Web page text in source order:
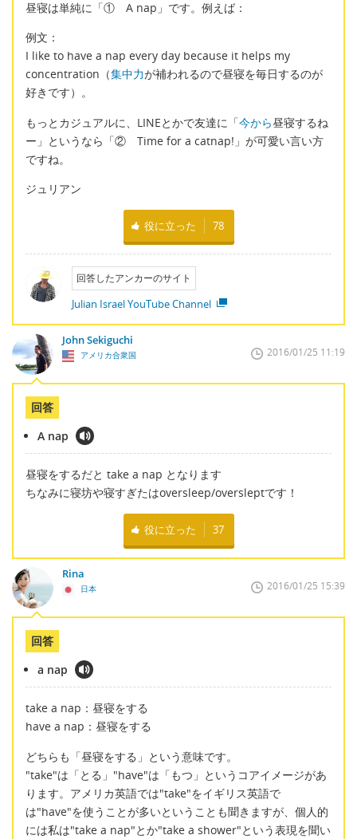
昼寝は単純に「① A nap」です。例えば：
例文：
I like to have a nap every day because it helps my
concentration（集中力が補われるので昼寝を毎日するのが
好きです）。
もっとカジュアルに、LINEとかで友達に「今から昼寝するね
ー」というなら「② Time for a catnap!」が可愛い言い方
ですね。
ジュリアン
役に立った 78
回答したアンカーのサイト
Julian Israel YouTube Channel
John Sekiguchi
アメリカ合衆国 2016/01/25 11:19
回答
A nap
昼寝をするだと take a nap となります
ちなみに寝坊や寝すぎたはoversleep/oversleptです！
役に立った 37
Rina
日本 2016/01/25 15:39
回答
a nap
take a nap：昼寝をする
have a nap：昼寝をする
どちらも「昼寝をする」という意味です。
"take"は「とる」"have"は「もつ」というコアイメージがあ
ります。アメリカ英語では"take"をイギリス英語で
は"have"を使うことが多いということも聞きますが、個人的
には私は"take a nap"とか"take a shower"という表現を聞い